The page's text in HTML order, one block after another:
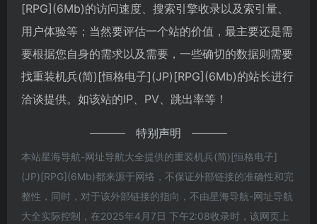
[RPG](6Mb)的访问速度、搜索引擎收录以及索引量、
用户体验等；当然要评估一个站的价值，最主要还是需
要根据您自身的需求以及需要，一些确切的数据则需要
找重装机兵(简)[恒格电子](JP)[RPG](6Mb)的站长进行
洽谈提供。如该站的IP、PV、跳出率等！
特别声明
本站星海导航-网址导航大全提供的重装机兵(简)[恒格电子]
(JP)[RPG](6Mb)都来源于网络，不保证外部链接的准确性和完
整性，同时，对于该外部链接的指向，不由星海导航-网址导航
大全实际控制，在2025年4月7日 下午2:08收录时，该网页上